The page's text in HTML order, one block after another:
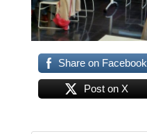
Share on Facebook
Post on X